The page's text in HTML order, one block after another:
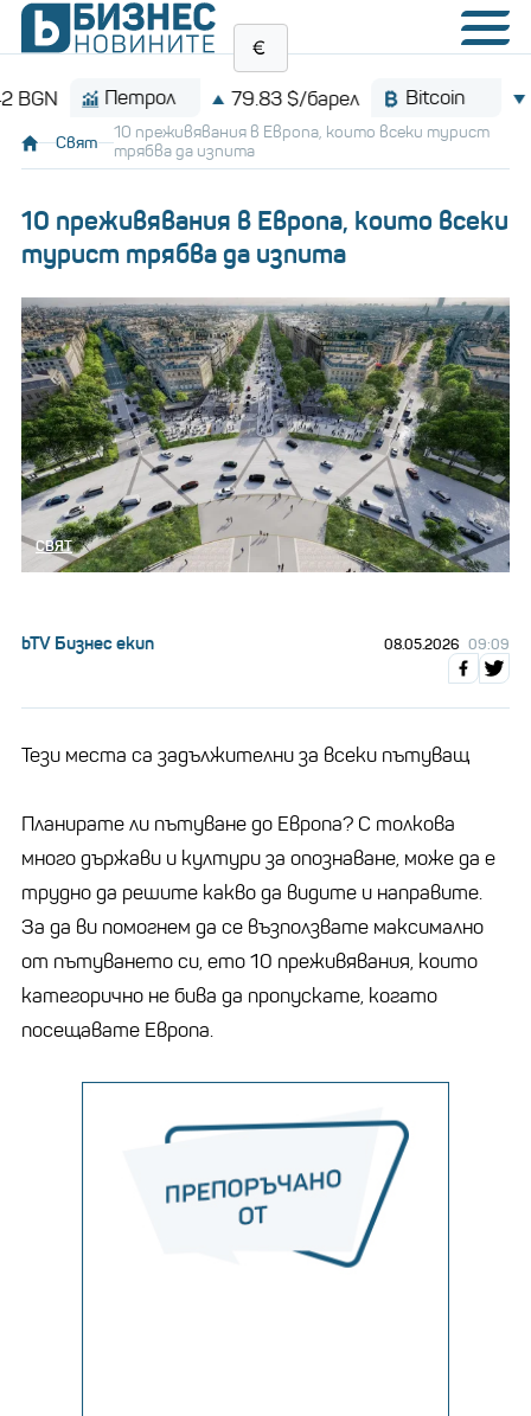
Петрол 79.83 $/барел Bitcoin
Свят
10 преживявания в Европа, които всеки турист
трябва да изпита
10 преживявания в Европа, които всеки
турист трябва да изпита
СВЯТ
bTV Бизнес екип 08.05.2026 09:09
Тези места са задължителни за всеки пътуващ
Планирате ли пътуване до Европа? С толкова
много държави и култури за опознаване, може да е
трудно да решите какво да видите и направите.
За да ви помогнем да се възползвате максимално
от пътуването си, ето 10 преживявания, които
категорично не бива да пропускате, когато
посещавате Европа.